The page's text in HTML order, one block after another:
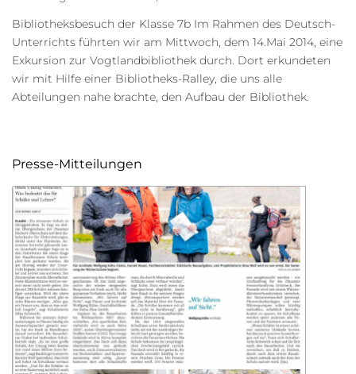
Bibliotheksbesuch der Klasse 7b Im Rahmen des Deutsch-
Unterrichts führten wir am Mittwoch, dem 14.Mai 2014, eine
Exkursion zur Vogtlandbibliothek durch. Dort erkundeten
wir mit Hilfe einer Bibliotheks-Ralley, die uns alle
Abteilungen nahe brachte, den Aufbau der Bibliothek.
Presse-Mitteilungen